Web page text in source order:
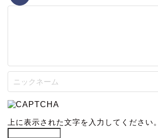
上に表示された文字を入力してください。